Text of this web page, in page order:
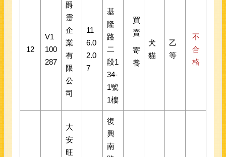
12
V1
100
287
爵
靈
企
業
有
限
公
司
11
6.0
2.0
7
基
隆
路
二
段1
34-
1號
1樓
買
賣
寄
養
犬
貓
乙
等
不
合
格
大
安
旺
復
興
南